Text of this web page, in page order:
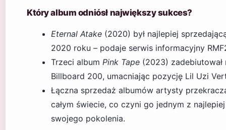
Który album odniósł największy sukces?
Eternal Atake (2020) był najlepiej
2020 roku – podaje serwis informacyjny
Trzeci album Pink Tape (2023)
Billboard 200, umacniając pozycję Lil Uzi
Łączna sprzedaż albumów artysty
całym świecie, co czyni go jednym z
swojego pokolenia.